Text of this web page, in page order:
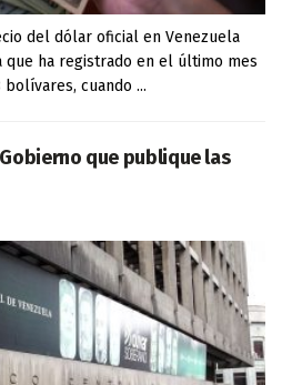
del dólar oficial en Venezuela
que ha registrado en el último mes
cuando ...
que publique las